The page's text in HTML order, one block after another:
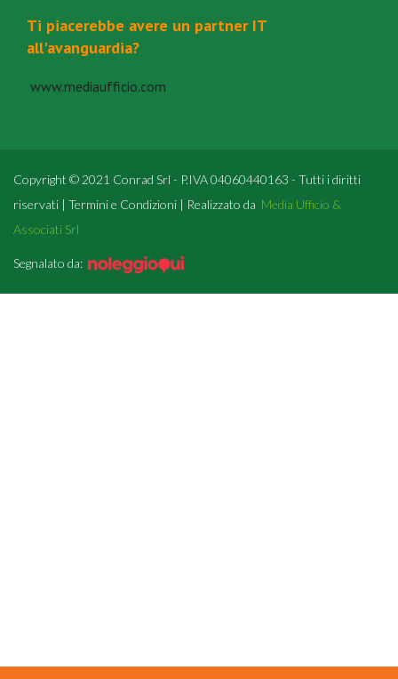
Ti piacerebbe avere un partner IT
all'avanguardia?
www.mediaufficio.com
Copyright © 2021 Conrad Srl - P.IVA 04060440163 - Tutti i diritti
riservati | Termini e Condizioni | Realizzato da Media Ufficio &
Associati Srl
Segnalato da: